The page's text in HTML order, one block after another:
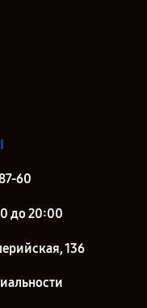
60
до 20:00
136